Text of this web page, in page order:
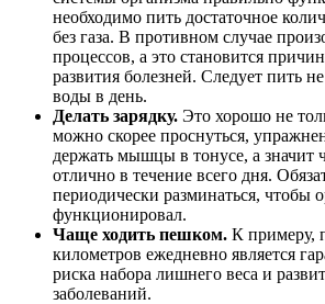
необходимо пить достаточное
без газа. В противном случае
процессов, а это становится
развития болезней. Следует пить
воды в день.
Делать зарядку. Это хорошо не
можно скорее проснуться,
держать мышцы в тонусе, а значит
отлично в течение всего дня.
периодически разминаться, чтобы
функционировал.
Чаще ходить пешком. К примеру,
километров ежедневно является
риска набора лишнего веса и
заболеваний.